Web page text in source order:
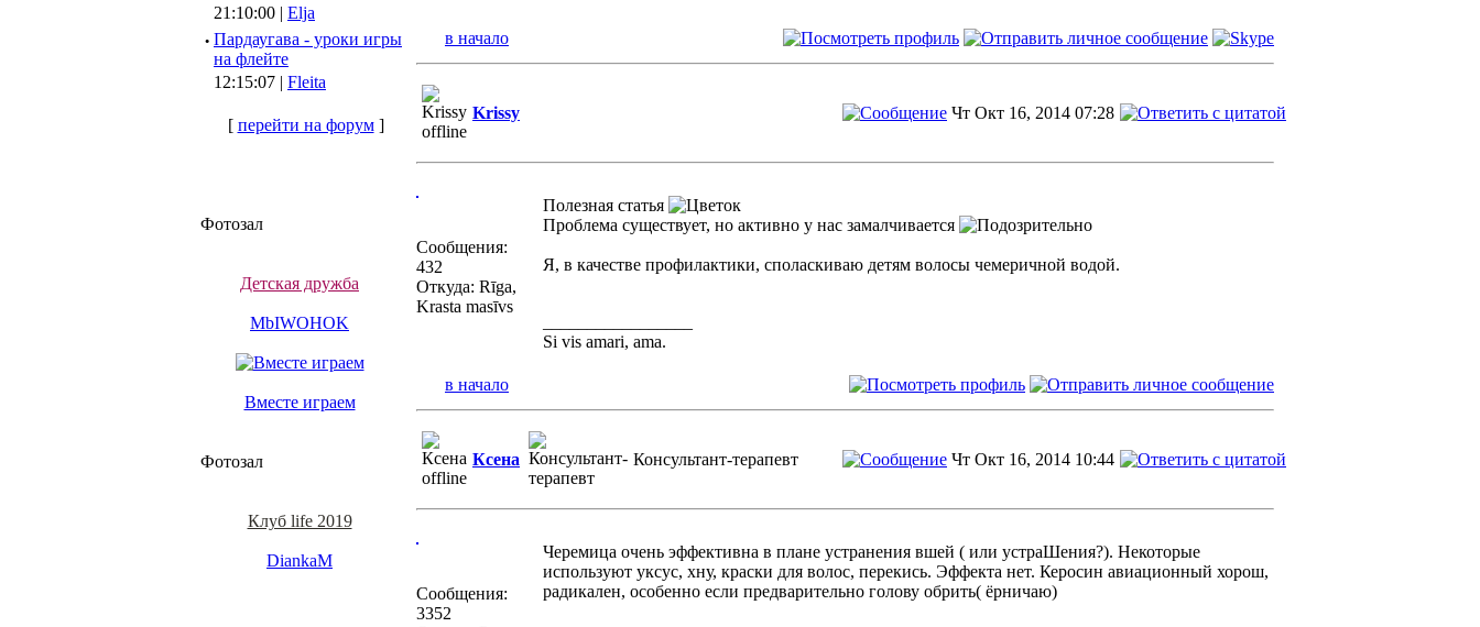
21:10:00 | Elja
· Пардаугава - уроки игры
на флейте
12:15:07 | Fleita
[ перейти на форум]
Фотозал
Детская дружба
MbIWOHOK
Вместе играем
Фотозал
Клуб life 2019
DiankaM
в начало
Krissy Чт Окт 16, 2014 07:28
Сообщения:
432
Откуда: Rīga,
Krasta masīvs
Полезная статья
Проблема существует, но активно у нас замалчивается
Я, в качестве профилактики, споласкиваю детям волосы чемеричной водой.
Si vis amari, ama.
в начало
Ксена Консультант-терапевт Чт Окт 16, 2014 10:44
Сообщения:
3352
Черемица очень эффективна в плане устранения вшей ( или устраШения?). Некоторые
используют уксус, хну, краски для волос, перекись. Эффекта нет. Керосин авиационный хорош,
радикален, особенно если предварительно голову обрить( ёрничаю)